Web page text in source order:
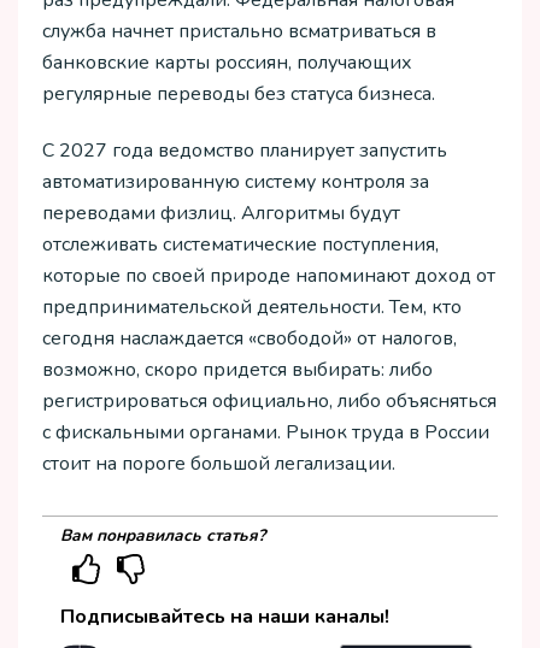
служба начнет пристально всматриваться в
банковские карты россиян, получающих
регулярные переводы без статуса бизнеса.
С 2027 года ведомство планирует запустить
автоматизированную систему контроля за
переводами физлиц. Алгоритмы будут
отслеживать систематические поступления,
которые по своей природе напоминают доход от
предпринимательской деятельности. Тем, кто
сегодня наслаждается «свободой» от налогов,
возможно, скоро придется выбирать: либо
регистрироваться официально, либо объясняться
с фискальными органами. Рынок труда в России
стоит на пороге большой легализации.
Вам понравилась статья?
Подписывайтесь на наши каналы!